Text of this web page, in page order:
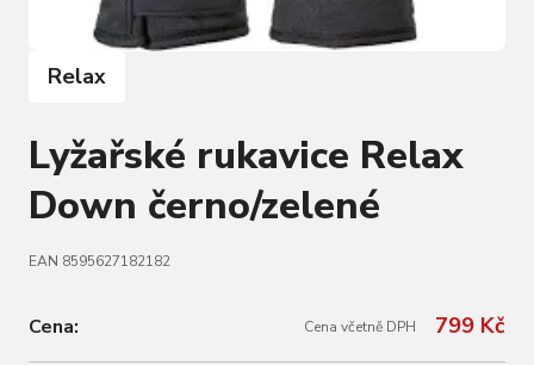
Relax
Lyžařské rukavice Relax
Down černo/zelené
EAN 8595627182182
Cena: Cena včetně DPH 799 Kč